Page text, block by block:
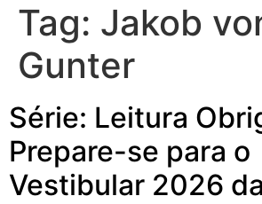
Tag: Jakob
Gunter
Série: Leitura
Prepare-se para o
Vestibular 2026